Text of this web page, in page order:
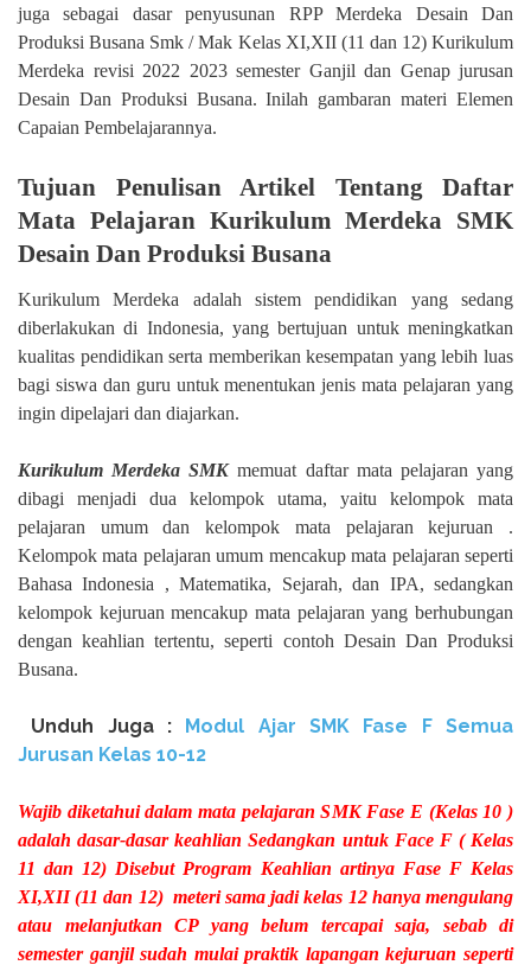
juga sebagai dasar penyusunan RPP Merdeka Desain Dan
Produksi Busana Smk / Mak Kelas XI,XII (11 dan 12) Kurikulum
Merdeka revisi 2022 2023 semester Ganjil dan Genap jurusan
Desain Dan Produksi Busana. Inilah gambaran materi Elemen
Capaian Pembelajarannya.
Tujuan Penulisan Artikel Tentang Daftar
Mata Pelajaran Kurikulum Merdeka SMK
Desain Dan Produksi Busana
Kurikulum Merdeka adalah sistem pendidikan yang sedang
diberlakukan di Indonesia, yang bertujuan untuk meningkatkan
kualitas pendidikan serta memberikan kesempatan yang lebih luas
bagi siswa dan guru untuk menentukan jenis mata pelajaran yang
ingin dipelajari dan diajarkan.
Kurikulum Merdeka SMKmemuat daftar mata pelajaran yang
dibagi menjadi dua kelompok utama, yaitu kelompok mata
pelajaran umum dan kelompok mata pelajaran kejuruan .
Kelompok mata pelajaran umum mencakup mata pelajaran seperti
Bahasa Indonesia , Matematika, Sejarah, dan IPA, sedangkan
kelompok kejuruan mencakup mata pelajaran yang berhubungan
dengan keahlian tertentu, seperti contoh Desain Dan Produksi
Busana.
Unduh Juga : Modul Ajar SMK Fase F Semua
Jurusan Kelas 10-12
Wajib diketahui dalam mata pelajaran SMK Fase E (Kelas 10 )
adalah dasar-dasar keahlian Sedangkan untuk Face F ( Kelas
11 dan 12) Disebut Program Keahlian artinya Fase F Kelas
XI,XII (11 dan 12) meteri sama jadi kelas 12 hanya mengulang
atau melanjutkan CP yang belum tercapai saja, sebab di
semester ganjil sudah mulai praktik lapangan kejuruan seperti